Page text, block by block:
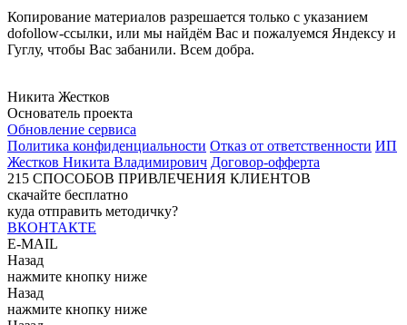
Копирование материалов разрешается только с указанием
dofollow-ссылки, или мы найдём Вас и пожалуемся Яндексу и
Гуглу, чтобы Вас забанили. Всем добра.
Никита Жестков
Основатель проекта
Обновление сервиса
Политика конфиденциальности Отказ от ответственности ИП
Жестков Никита Владимирович Договор-офферта
215 СПОСОБОВ ПРИВЛЕЧЕНИЯ КЛИЕНТОВ
скачайте бесплатно
куда отправить методичку?
ВКОНТАКТЕ
E-MAIL
Назад
нажмите кнопку ниже
Назад
нажмите кнопку ниже